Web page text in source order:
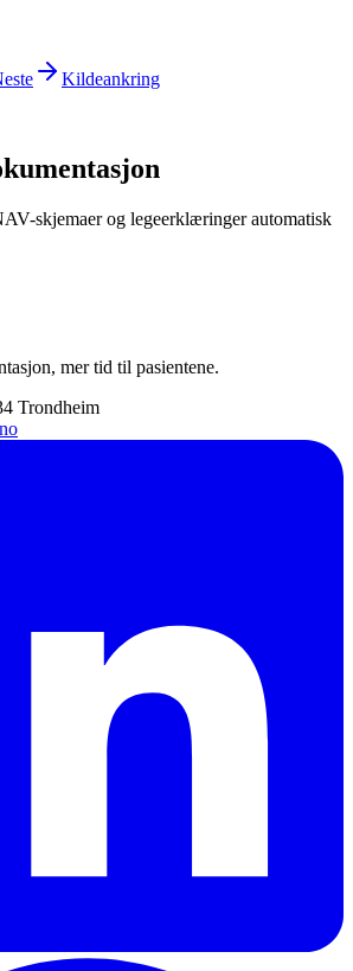
Kildeankring
skjemaer og legeerklæringer automatisk
mer tid til pasientene.
Trondheim